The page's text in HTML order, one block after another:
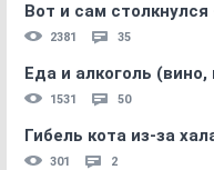
Вот и сам
2381 35
Еда и алкоголь
1531 50
Гибель кота из-за
301 2